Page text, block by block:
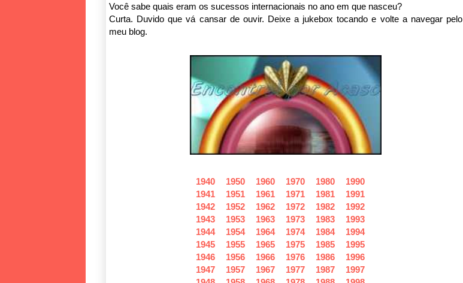
Você sabe quais eram os sucessos internacionais no ano em que nasceu?
Curta. Duvido que vá cansar de ouvir. Deixe a jukebox tocando e volte a navegar pelo
meu blog.
1940 1950 1960 1970 1980
1990
1941
1951 1961 1971 1981
1991
1942
1952 1962 1972 1982
1992
1943
1953 1963 1973 1983
1993
1944
1954 1964 1974 1984
1994
1945
1955 1965 1975 1985
1995
1946
1956 1966 1976 1986
1996
1947
1957 1967 1977 1987
1997